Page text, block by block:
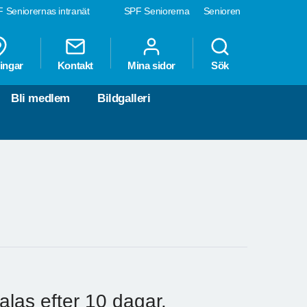
SPF Seniorerna Senioren
Seniorernas intranät
Kontakt Mina sidor Sök
Bli medlem Bildgalleri
efter 10 dagar.